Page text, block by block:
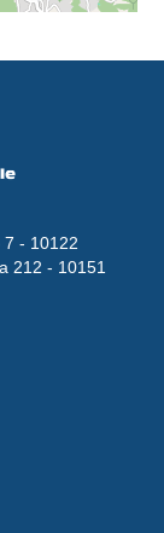
7 - 10122
212 - 10151